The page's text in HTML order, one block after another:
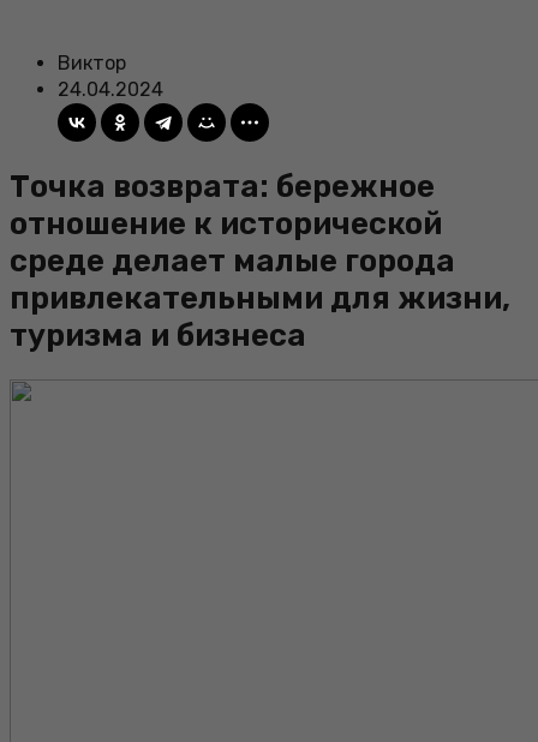
Виктор
24.04.2024
Точка возврата: бережное
отношение к исторической
среде делает малые города
привлекательными для жизни,
туризма и бизнеса